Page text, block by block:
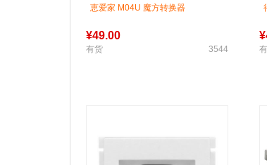
恵爱家 M04U 魔方转换器
¥49.00
有货 3544
¥